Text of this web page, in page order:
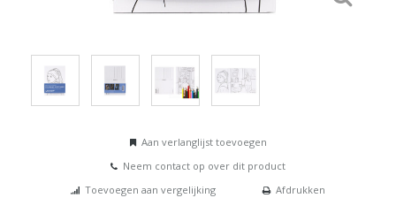
Aan verlanglijst toevoegen
Neem contact op over dit product
Toevoegen aan vergelijking
Afdrukken